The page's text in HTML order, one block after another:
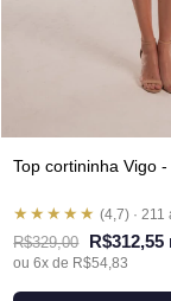
Top cortininha Vigo
★★★★★ (4,7) ·
R$329,00
ou 6x de R$54,83